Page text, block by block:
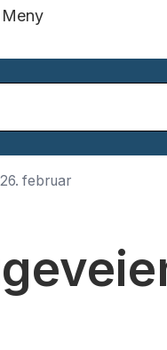
Meny
februar